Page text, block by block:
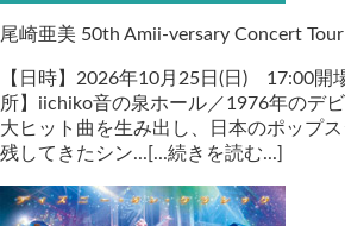
尾崎亜美 50th Amii-versary Concert
【日時】2026年10月25日(日) 17:00開
所】iichiko音の泉ホール／1976年のデ
大ヒット曲を生み出し、日本のポップ
残してきたシン...[...続きを読む...]